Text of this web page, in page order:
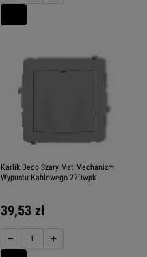
Karlik Deco Szary Mat Mechanizm
Wypustu Kablowego 27Dwpk
39,53 zł
− +